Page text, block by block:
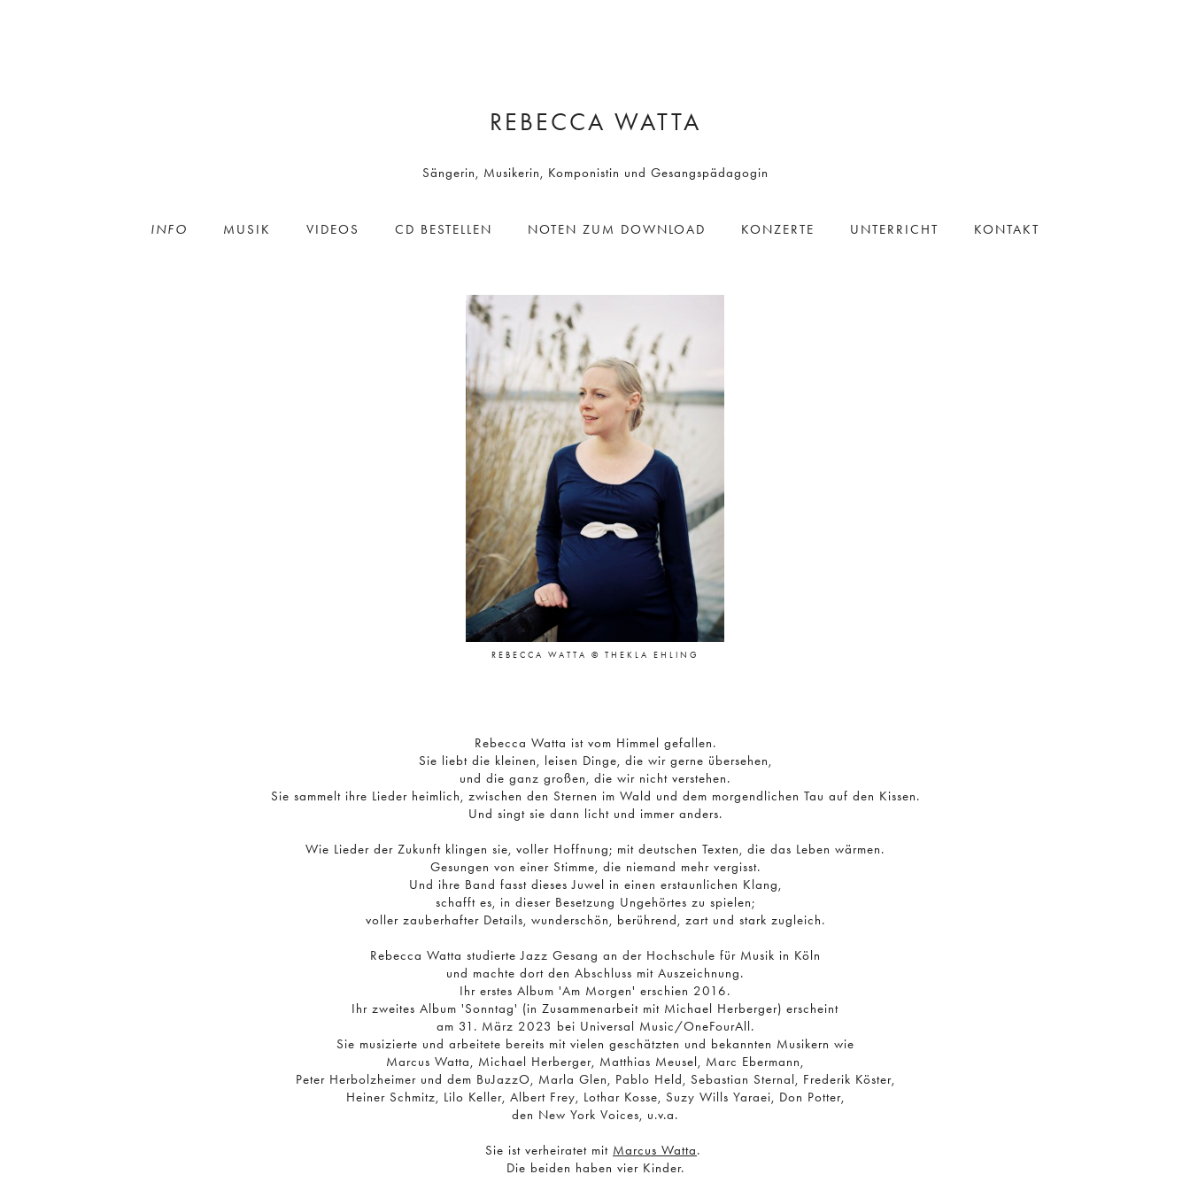
REBECCA WATTA
Sängerin, Musikerin, Komponistin und Gesangspädagogin
INFO MUSIK VIDEOS CD BESTELLEN NOTEN ZUM DOWNLOAD KONZERTE UNTERRICHT KONTAKT
REBECCA WATTA © THEKLA EHLING
Rebecca Watta ist vom Himmel gefallen.
Sie liebt die kleinen, leisen Dinge, die wir gerne übersehen,
und die ganz großen, die wir nicht verstehen.
Sie sammelt ihre Lieder heimlich, zwischen den Sternen im Wald und dem morgendlichen Tau auf den Kissen.
Und singt sie dann licht und immer anders.
Wie Lieder der Zukunft klingen sie, voller Hoffnung; mit deutschen Texten, die das Leben wärmen.
Gesungen von einer Stimme, die niemand mehr vergisst.
Und ihre Band fasst dieses Juwel in einen erstaunlichen Klang,
schafft es, in dieser Besetzung Ungehörtes zu spielen;
voller zauberhafter Details, wunderschön, berührend, zart und stark zugleich.
Rebecca Watta studierte Jazz Gesang an der Hochschule für Musik in Köln
und machte dort den Abschluss mit Auszeichnung.
Ihr erstes Album 'Am Morgen' erschien 2016.
Ihr zweites Album 'Sonntag' (in Zusammenarbeit mit Michael Herberger) erscheint
am 31. März 2023 bei Universal Music/OneFourAll.
Sie musizierte und arbeitete bereits mit vielen geschätzten und bekannten Musikern wie
Marcus Watta, Michael Herberger, Matthias Meusel, Marc Ebermann,
Peter Herbolzheimer und dem BuJazzO, Marla Glen, Pablo Held, Sebastian Sternal, Frederik Köster,
Heiner Schmitz, Lilo Keller, Albert Frey, Lothar Kosse, Suzy Wills Yaraei, Don Potter,
den New York Voices, u.v.a.
Sie ist verheiratet mit Marcus Watta.
Die beiden haben vier Kinder.